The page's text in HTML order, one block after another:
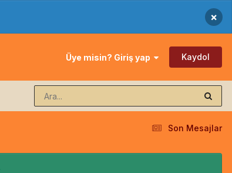
×
Üye misin? Giriş yap Kaydol
Son Mesajlar